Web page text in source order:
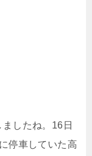
したね。16日
停車していた高